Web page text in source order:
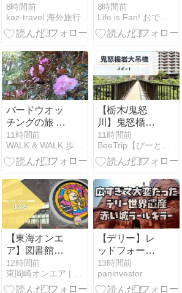
法】独学・働
きながら一発
合格した3ヶ
ルと最強の対
策
8時間前
kaz-travel 海外旅行
グカー旅】86
日目 本日も青
空スタートの
園キャンプ
場」走行充電
の調子が悪い
との相談を受
け、設定変更
で無事に解
決！今日はリ
ンゴや食パ
ン、ミニトマ
ト、ポテトサ
ラダと、差し
入れを沢山い
ただいた1日
でした＼(^o^)
／
8時間前
Life is Fan! おでかけ部 - バンライフ
バードウオッ
チングの旅 阿
蘇西国三十三
ヶ所観音霊場
巡り 4日目
11時間前
WALK & WALK 歩け！ そして歩け！
【栃木/鬼怒
川】鬼怒楯岩
大吊橋＆楯岩
展望台を徹底
レビュー！絶
間・駐車場・
犬連れ情報ま
とめ
11時間前
BeeTrip【びーとりっぷ】
【東海オンエ
ア】図書館交
流プラザ りぶ
らと伊賀川の
飛び石【マン
12時間前
東岡崎オンエア | 岡崎市・東海オンエア聖地巡礼
【デリー】レ
ッドフォート
（ラール・キ
ラー）観光ガ
イド！建物が
13時間前
paninvestor